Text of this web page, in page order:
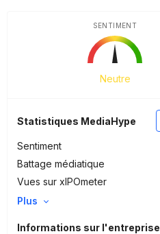
Neutre
SENTIMENT
Statistiques MediaHype
Sentiment
Battage médiatique
Vues sur xIPOmeter
Plus
Informations sur l'entreprise